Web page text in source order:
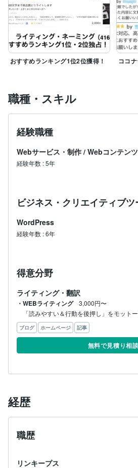
おすすめランキング1位2位獲得！ ココ
職種・スキル
経験職種
Webサービス・制作 / Webコンテン
経験年数 :5年
ビジネス・クリエイティブツ
WordPress
経験年数 :6年
得意分野
ライティング・翻訳
・WEBライティング
3,000円〜
「読みやすい＆行動を後押し」をモット
ブログ ホームページ 記事
無料で見積り相談
経歴
職歴
リンキープス